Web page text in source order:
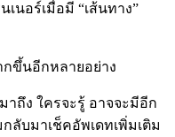
เนอร์เมื่อมี “เส้นทาง”
ขึ้นอีกหลายอย่าง
าถึง ใครจะรู้ อาจจะมีอีก
ลับมาเช็คอัพเดทเพิ่มเติม